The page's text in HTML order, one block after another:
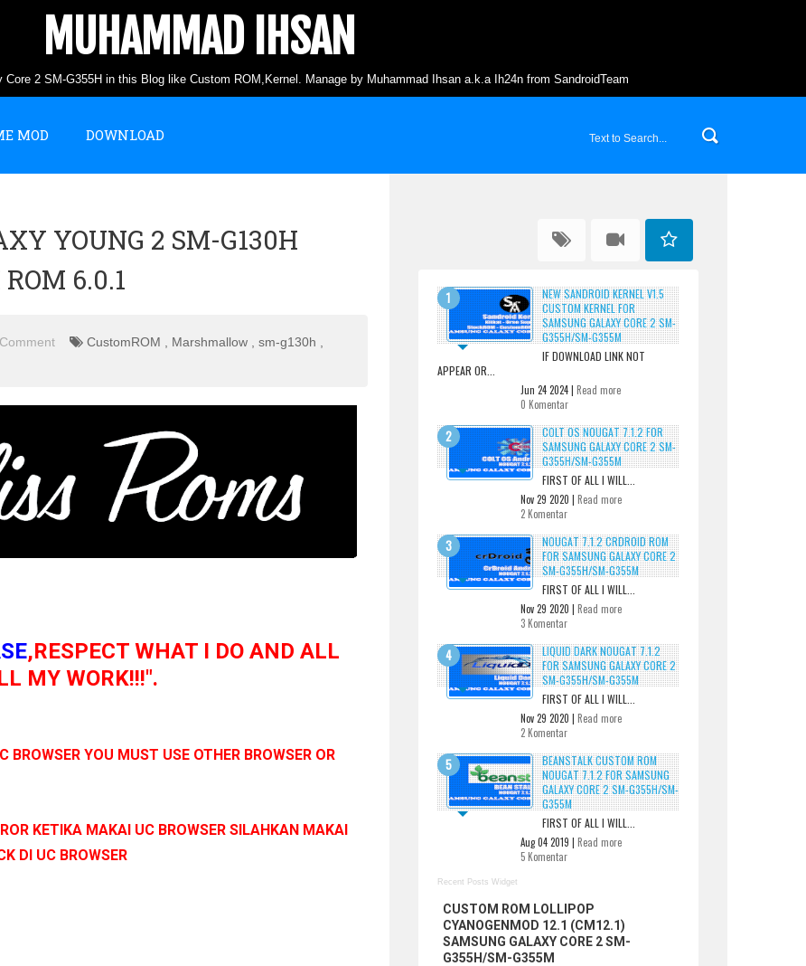
MUHAMMAD IHSAN
2 SM-G355H in this Blog like Custom ROM,Kernel. Manage by Muhammad Ihsan a.k.a Ih24n from SandroidTeam
MOD DOWNLOAD
YOUNG 2 SM-G130H
6.0.1
CustomROM Marshmallow sm-g130h
,RESPECT WHAT I DO AND ALL
MY WORK!!!".
BROWSER YOU MUST USE OTHER BROWSER OR
KETIKA MAKAI UC BROWSER SILAHKAN MAKAI
DI UC BROWSER
NEW SANDROID KERNEL V1.5
CUSTOM KERNEL FOR
SAMSUNG GALAXY CORE 2 SM-
G355H/SM-G355M
IF DOWNLOAD LINK NOT
APPEAR OR...
Jun 24 2024 | Read more
0 Komentar
COLT OS NOUGAT 7.1.2 FOR
SAMSUNG GALAXY CORE 2 SM-
G355H/SM-G355M
FIRST OF ALL I WILL...
Nov 29 2020 | Read more
2 Komentar
NOUGAT 7.1.2 CRDROID ROM
FOR SAMSUNG GALAXY CORE 2
SM-G355H/SM-G355M
FIRST OF ALL I WILL...
Nov 29 2020 | Read more
3 Komentar
LIQUID DARK NOUGAT 7.1.2
FOR SAMSUNG GALAXY CORE 2
SM-G355H/SM-G355M
FIRST OF ALL I WILL...
Nov 29 2020 | Read more
2 Komentar
BEANSTALK CUSTOM ROM
NOUGAT 7.1.2 FOR SAMSUNG
GALAXY CORE 2 SM-G355H/SM-
G355M
FIRST OF ALL I WILL...
Aug 04 2019 | Read more
5 Komentar
Recent Posts Widget
CUSTOM ROM LOLLIPOP
CYANOGENMOD 12.1 (CM12.1)
SAMSUNG GALAXY CORE 2 SM-
G355H/SM-G355M